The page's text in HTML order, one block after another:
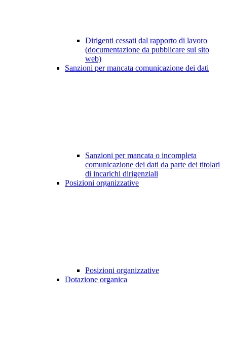
Dirigenti cessati dal rapporto di lavoro
(documentazione da pubblicare sul sito
web)
Sanzioni per mancata comunicazione dei dati
Sanzioni per mancata o incompleta
comunicazione dei dati da parte dei titolari
di incarichi dirigenziali
Posizioni organizzative
Posizioni organizzative
Dotazione organica